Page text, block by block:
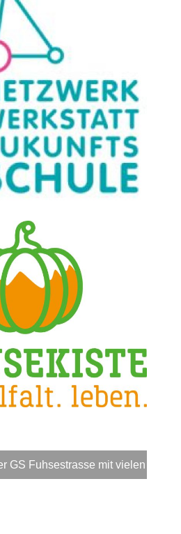
GS Fuhsestrasse mit vielen Links